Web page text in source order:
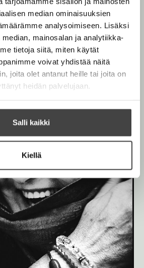
median ominaisuuksien
analysoimiseen. Lisäksi
mainosalan ja analytiikka-
tietoja siitä, miten käytät
voivat yhdistää näitä
joita olet antanut heille tai joita on
heidän palvelujaan.
Salli kaikki
Kiellä